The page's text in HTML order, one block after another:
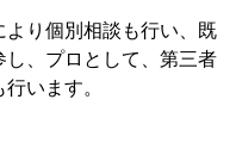
より個別相談も行い、既
、プロとして、第三者
います。